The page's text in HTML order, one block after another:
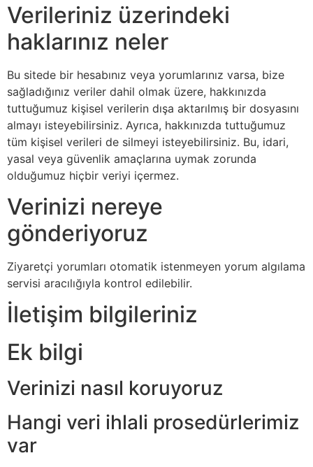
Verileriniz üzerindeki
haklarınız neler
Bu sitede bir hesabınız veya yorumlarınız varsa, bize
sağladığınız veriler dahil olmak üzere, hakkınızda
tuttuğumuz kişisel verilerin dışa aktarılmış bir dosyasını
almayı isteyebilirsiniz. Ayrıca, hakkınızda tuttuğumuz
tüm kişisel verileri de silmeyi isteyebilirsiniz. Bu, idari,
yasal veya güvenlik amaçlarına uymak zorunda
olduğumuz hiçbir veriyi içermez.
Verinizi nereye
gönderiyoruz
Ziyaretçi yorumları otomatik istenmeyen yorum algılama
servisi aracılığıyla kontrol edilebilir.
İletişim bilgileriniz
Ek bilgi
Verinizi nasıl koruyoruz
Hangi veri ihlali prosedürlerimiz
var